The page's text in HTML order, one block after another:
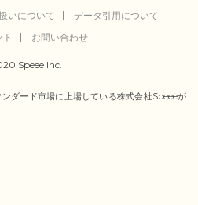
いについて
データ引用について
お問い合わせ
Speee Inc.
ダード市場に上場している株式会社Speeeが